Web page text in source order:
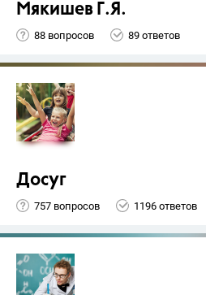
Мякишев Г.Я.
88 вопросов 89 ответов
Досуг
757 вопросов 1196 ответов